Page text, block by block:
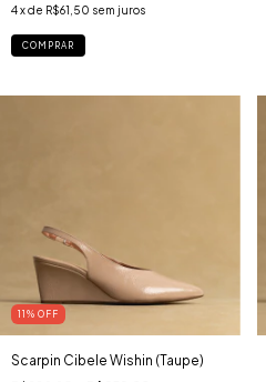
4x de R$61,50 sem juros
COMPRAR
11 % OFF
Scarpin Cibele Wishin (Taupe)